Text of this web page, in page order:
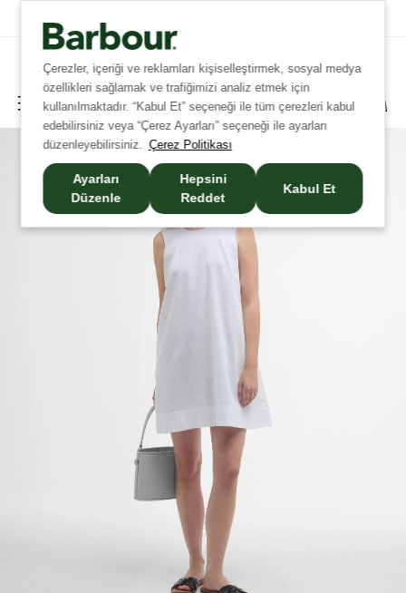
Çerezler, içeriği ve reklamları kişiselleştirmek, sosyal medya
özellikleri sağlamak ve trafiğimizi analiz etmek için
kullanılmaktadır. “Kabul Et” seçeneği ile tüm çerezleri kabul
edebilirsiniz veya “Çerez Ayarları” seçeneği ile ayarları
düzenleyebilirsiniz. Çerez Politikası
Ayarları
Düzenle
Hepsini
Reddet
Kabul Et